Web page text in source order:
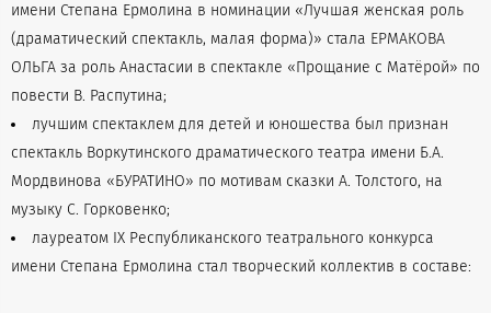
имени Степана Ермолина в номинации «Лучшая женская роль
(драматический спектакль, малая форма)» стала ЕРМАКОВА
ОЛЬГА за роль Анастасии в спектакле «Прощание с Матёрой» по
повести В. Распутина;
лучшим спектаклем для детей и юношества был признан
спектакль Воркутинского драматического театра имени Б.А.
Мордвинова «БУРАТИНО» по мотивам сказки А. Толстого, на
музыку С. Горковенко;
лауреатом IX Республиканского театрального конкурса
имени Степана Ермолина стал творческий коллектив в составе: